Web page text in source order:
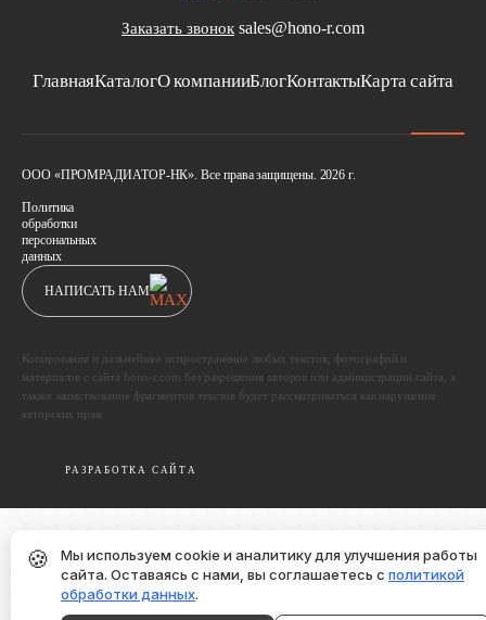
ГлавнаяКаталогО компанииБлогКонтактыКарта сайта
Заказать звонок sales@hono-r.com
ООО «ПРОМРАДИАТОР-НК». Все права защищены. 2026 г.
Политика
обработки
персональных
данных
НАПИСАТЬ НАМ
Копирование и дальнейшее испространение любых текстов, фотографий и
материалов с сайта hono-r.com без разрешения авторов или администрации сайта, а
также заимствование фрагментов текстов будет рассматриваться как нарушение
авторских прав.
РАЗРАБОТКА САЙТА
🍪
Мы используем cookie и аналитику для улучшения работы
сайта. Оставаясь с нами, вы соглашаетесь с политикой
обработки данных.